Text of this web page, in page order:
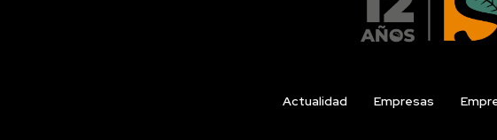
Actualidad Empresas